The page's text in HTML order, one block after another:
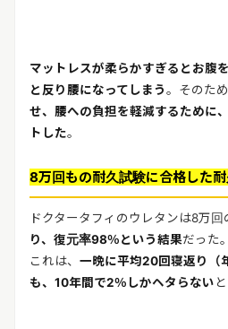
マットレスが柔らかすぎるとお腹
と反り腰になってしまう。そのため
せ、腰への負担を軽減するために
トした。
8万回もの耐久試験に合格した耐
ドクタータフィのウレタンは8万回
り、復元率98％という結果だった。
これは、 一晩に平均20回寝返り（
も、10年間で2％しかヘタらない